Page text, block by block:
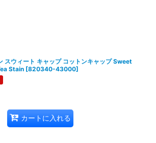
スウィート キャップ コットンキャップ Sweet
Stain [820340-43000]
カートに入れる